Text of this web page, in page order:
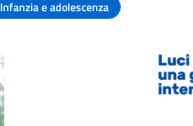
Infanzia e adolescenza